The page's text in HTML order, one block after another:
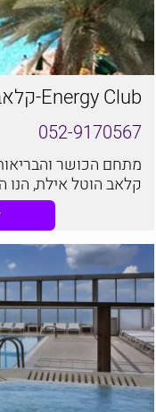
Energy Club-קלאב הוטל אילת
052-9170567
קלאב הוטל אילת,
למשך כמה שעות
עיסויים מקצועיים,
להשלמת החוויה.